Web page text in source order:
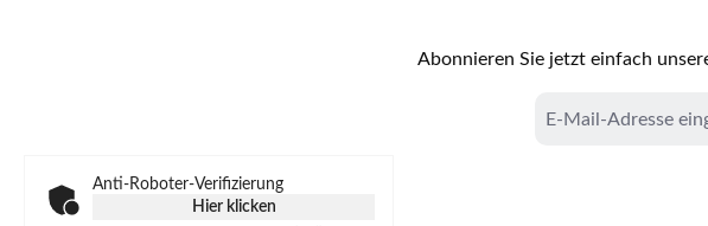
Abonnieren Sie jetzt einfach
Mail-
Anti-Roboter-Verifizierung
Hier klicken